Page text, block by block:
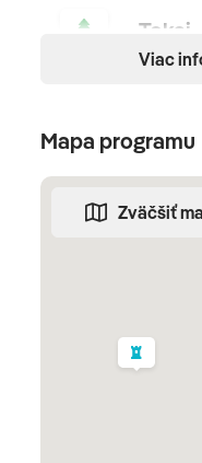
Tokaj
MISKOLC -
Po raňajkách
voda jaskynného
teplú liečivú vodu
návštevníkom
dutinách a úzkych
Viac
Mapa programu
Zväčšiť